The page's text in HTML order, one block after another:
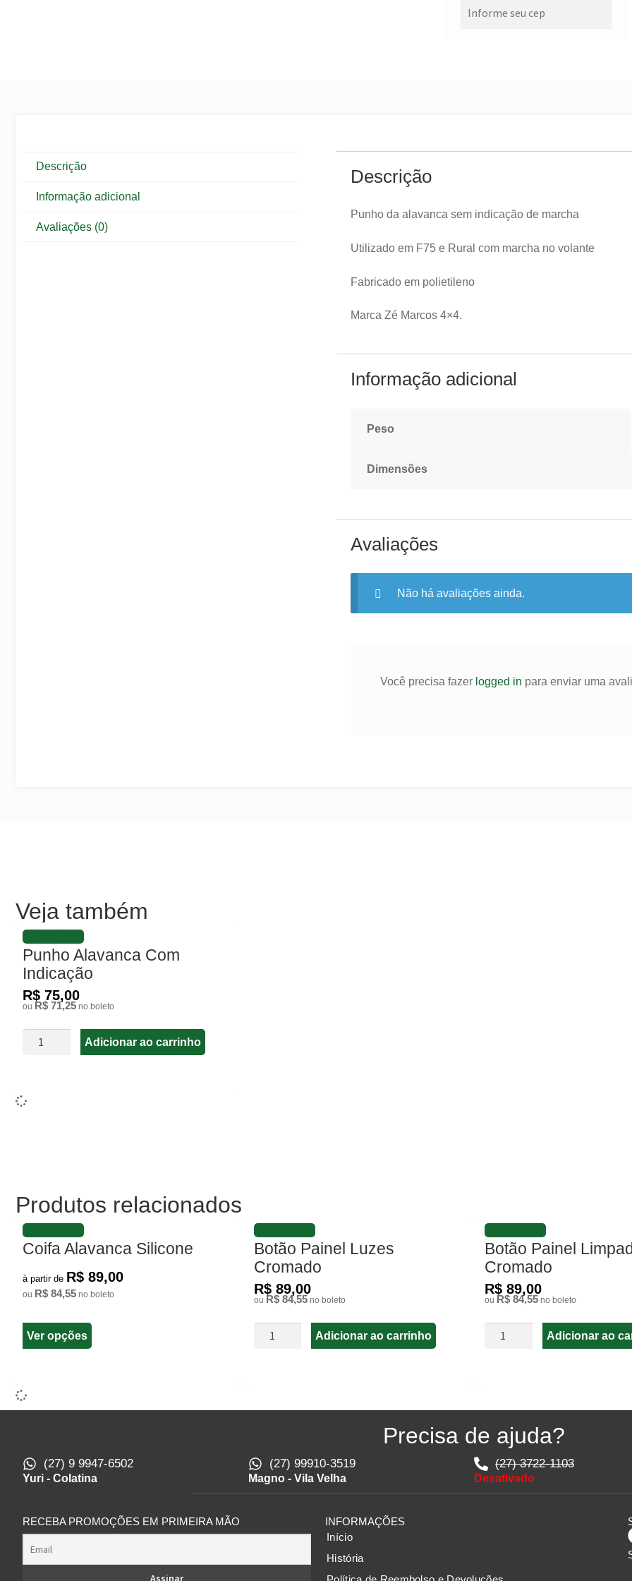
Descrição
Informação adicional
Avaliações (0)
Descrição
Punho da alavanca sem indicação de marcha
Utilizado em F75 e Rural com marcha no volante
Fabricado em polietileno
Marca Zé Marcos 4×4.
Informação adicional
Peso
Dimensões
Avaliações
Não há avaliações ainda.
Você precisa fazer logged in para enviar uma
Veja também
Punho Alavanca Com
Indicação
R$ 75,00
ou R$ 71,25 no boleto
Adicionar ao carrinho
Produtos relacionados
Coifa Alavanca Silicone
à partir de R$ 89,00
ou R$ 84,55 no boleto
Ver opções
Botão Painel Luzes
Cromado
R$ 89,00
ou R$ 84,55no boleto
Adicionar ao carrinho
Botão Painel
Cromado
R$ 89,00
ou R$ 84,55 no boleto
Adicionar ao
Precisa de ajuda?
(27) 9 9947-6502
Yuri - Colatina
(27) 99910-3519
Magno - Vila Velha
(27) 3722-1103
Desativado
RECEBA PROMOÇÕES EM PRIMEIRA MÃO
INFORMAÇÕES
Início
História